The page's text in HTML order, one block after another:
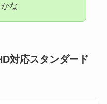
な
対応スタンダード